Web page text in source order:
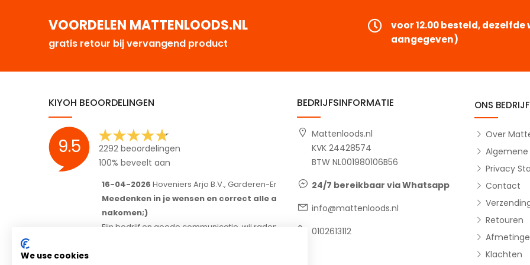
VOORDELEN MATTENLOODS.NL
gratis retour bij vervangend product
voor 12.00 besteld,
aangegeven)
KIYOH BEOORDELINGEN
9.5
2292 beoordelingen
100% beveelt aan
Hoveniers Arjo B.V., Garderen-Ermelo
Meedenken in je wensen en correct alle afspraken
Fijn bedrijf en goede communicatie, wij raden het iedereen
15-04-2026Jeanette, Woudenberg
14-
Top
kreeg
of ik
ook
BEDRIJFSINFORMATIE
Mattenloods.nl
KVK 24428574
BTW NL001980106B56
24/7 bereikbaar via Whatsapp
info@mattenloods.nl
0102613112
ONS BEDRIJF
Over
Privacy
Contact
Retouren
Klachten
We use cookies